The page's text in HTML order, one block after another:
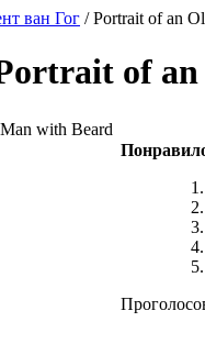
ван Гог / Portrait of an
of